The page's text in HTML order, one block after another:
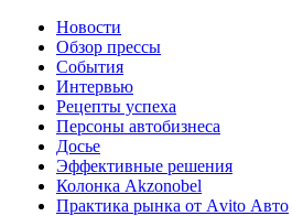
Новости
Обзор прессы
События
Интервью
Рецепты успеха
Персоны автобизнеса
Досье
Эффективные решения
Колонка Akzonobel
Практика рынка от Аvito Авто